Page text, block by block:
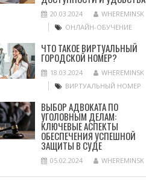
20.03.2024
WHEREMINSK
ОНЛАЙН-ОБУЧЕНИЕ
ЧТО ТАКОЕ ВИРТУАЛЬНЫЙ
ГОРОДСКОЙ НОМЕР?
18.03.2024
WHEREMINSK
ВИРТУАЛЬНЫЙ НОМЕР
ВЫБОР АДВОКАТА ПО
УГОЛОВНЫМ ДЕЛАМ:
КЛЮЧЕВЫЕ АСПЕКТЫ
ОБЕСПЕЧЕНИЯ УСПЕШНОЙ
ЗАЩИТЫ В СУДЕ
05.02.2024 WHEREMINSK